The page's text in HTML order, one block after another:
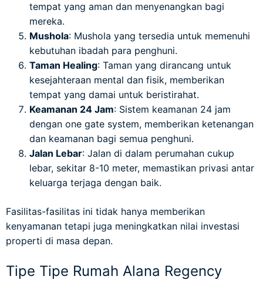
tempat yang aman dan menyenangkan bagi
mereka.
Mushola: Mushola yang tersedia untuk memenuhi
kebutuhan ibadah para penghuni.
Taman Healing: Taman yang dirancang untuk
kesejahteraan mental dan fisik, memberikan
tempat yang damai untuk beristirahat.
Keamanan 24 Jam: Sistem keamanan 24 jam
dengan one gate system, memberikan ketenangan
dan keamanan bagi semua penghuni.
Jalan Lebar: Jalan di dalam perumahan cukup
lebar, sekitar 8-10 meter, memastikan privasi antar
keluarga terjaga dengan baik.
Fasilitas-fasilitas ini tidak hanya memberikan
kenyamanan tetapi juga meningkatkan nilai investasi
properti di masa depan.
Tipe Tipe Rumah Alana Regency